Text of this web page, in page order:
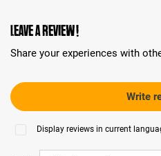
Leave a review!
Share your experiences with
Write
Display reviews in current